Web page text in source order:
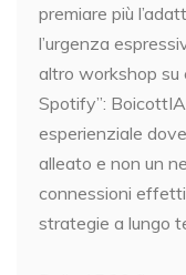
premiare più
l’urgenza
altro workshop su
Spotify”:
esperienziale
alleato e non un
connessioni
strategie a lungo